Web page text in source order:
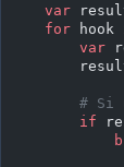
    var
    for
hook
        var
        if